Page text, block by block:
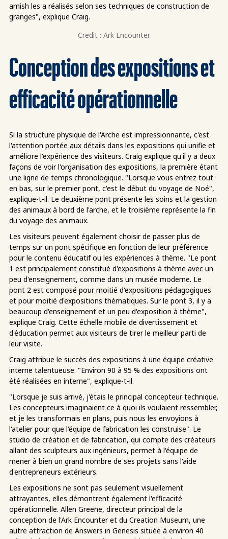
amish les a réalisés selon ses techniques de construction de
granges", explique Craig.
Credit : Ark Encounter
Conception des expositions et
efficacité opérationnelle
Si la structure physique de l'Arche est impressionnante, c'est
l'attention portée aux détails dans les expositions qui unifie et
améliore l'expérience des visiteurs. Craig explique qu'il y a deux
façons de voir l'organisation des expositions, la première étant
une ligne de temps chronologique. "Lorsque vous entrez tout
en bas, sur le premier pont, c'est le début du voyage de Noé",
explique-t-il. Le deuxième pont présente les soins et la gestion
des animaux à bord de l'arche, et le troisième représente la fin
du voyage des animaux.
Les visiteurs peuvent également choisir de passer plus de
temps sur un pont spécifique en fonction de leur préférence
pour le contenu éducatif ou les expériences à thème. "Le pont
1 est principalement constitué d'expositions à thème avec un
peu d'enseignement, comme dans un musée moderne. Le
pont 2 est composé pour moitié d'expositions pédagogiques
et pour moitié d'expositions thématiques. Sur le pont 3, il y a
beaucoup d'enseignement et un peu d'exposition à thème",
explique Craig. Cette échelle mobile de divertissement et
d'éducation permet aux visiteurs de tirer le meilleur parti de
leur visite.
Craig attribue le succès des expositions à une équipe créative
interne talentueuse. "Environ 90 à 95 % des expositions ont
été réalisées en interne", explique-t-il.
"Lorsque je suis arrivé, j'étais le principal concepteur technique.
Les concepteurs imaginaient ce à quoi ils voulaient ressembler,
et je les transformais en plans, puis nous les envoyions à
l'atelier pour que l'équipe de fabrication les construise". Le
studio de création et de fabrication, qui compte des créateurs
allant des sculpteurs aux ingénieurs, permet à l'équipe de
mener à bien un grand nombre de ses projets sans l'aide
d'entrepreneurs extérieurs.
Les expositions ne sont pas seulement visuellement
attrayantes, elles démontrent également l'efficacité
opérationnelle. Allen Greene, directeur principal de la
conception de l'Ark Encounter et du Creation Museum, une
autre attraction de Answers in Genesis située à environ 40